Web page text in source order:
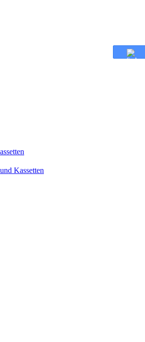
Kassetten